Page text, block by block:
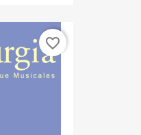
favorite_border